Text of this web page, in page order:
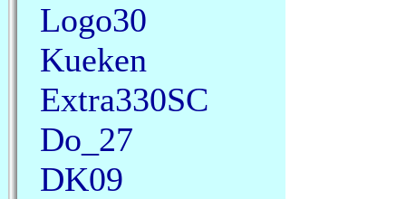
Logo30
Kueken
Extra330SC
Do_27
DK09